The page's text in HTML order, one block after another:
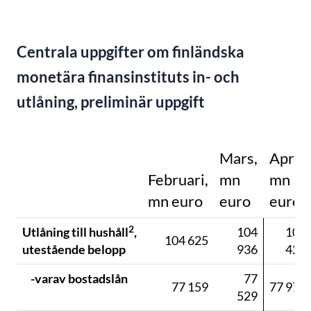
Centrala uppgifter om finländska
monetära finansinstituts in- och
utlåning, preliminär uppgift
Februari,
mn euro
Mars,
mn
euro
April,
mn
euro
Utlåning till hushåll2,
utestående belopp
104 625
104
936
105
421
-varav bostadslån
77 159
77
529
77 976